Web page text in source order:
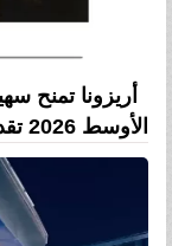
أريزونا تمنح
الأوسط 2026 تقديرًا ل...